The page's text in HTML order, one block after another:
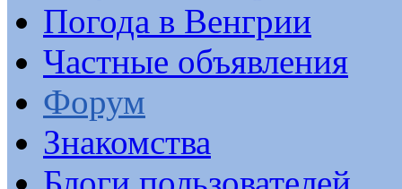
Погода в Венгрии
Частные объявления
Форум
Знакомства